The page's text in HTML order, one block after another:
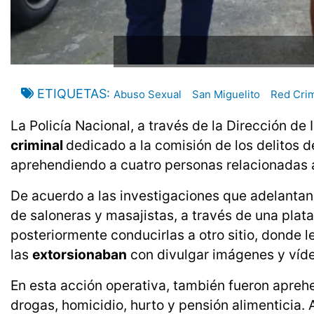
ETIQUETAS Abuso Sexual San Miguelito Red
La Policía Nacional, a través de la Dirección
criminal dedicado a la comisión de los delitos
aprehendiendo a cuatro personas
De acuerdo a las investigaciones que
de saloneras y masajistas, a través de una
posteriormente conducirlas a otro sitio, donde
las extorsionaban con divulgar imágenes y
En esta acción operativa, también fueron
drogas, homicidio, hurto y pensión alimenticia.